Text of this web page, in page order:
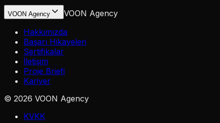
VOON Agency
VOON Agency
Hakkımızda
Başarı Hikayeleri
Sertifikalar
İletişim
Proje Briefi
Kariyer
© 2026 VOON Agency
KVKK